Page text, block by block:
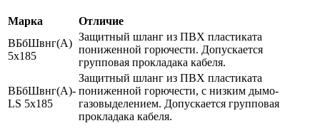
Марка
Отличие
ВБбШвнг(А)
5х185
Защитный шланг из ПВХ пластиката
пониженной горючести. Допускается
групповая прокладака кабеля.
ВБбШвнг(А)-
LS 5х185
Защитный шланг из ПВХ пластиката
пониженной горючести, с низким дымо-
газовыделением. Допускается групповая
прокладака кабеля.